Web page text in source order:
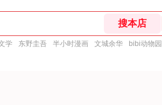
学 东野圭吾 半小时漫画 文城余华 bibi动物园